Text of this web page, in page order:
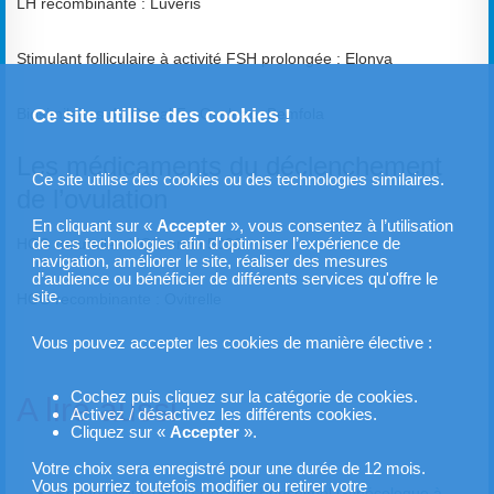
Ce site utilise des cookies !
Ce site utilise des cookies ou des technologies similaires.
En cliquant sur « Accepter», vous consentez à l’utilisation
de ces technologies afin d'optimiser l’expérience de
navigation, améliorer le site, réaliser des mesures
d’audience ou bénéficier de différents services qu'offre le
site.
Vous pouvez accepter les cookies de manière élective :
Cochez puis cliquez sur la catégorie de cookies.
Activez / désactivez les différents cookies.
Cliquez sur « Accepter».
Votre choix sera enregistré pour une durée de 12 mois.
Vous pourriez toutefois modifier ou retirer votre
Stimulant folliculaire à activité FSH prolongée : Elonva
Biosimilaires du Gonal F : Ovaleap, Bemfola
Les médicaments du déclenchement
HCG naturelle : HCG endo 5000
HCG recombinante : Ovitrelle
A lire aussi